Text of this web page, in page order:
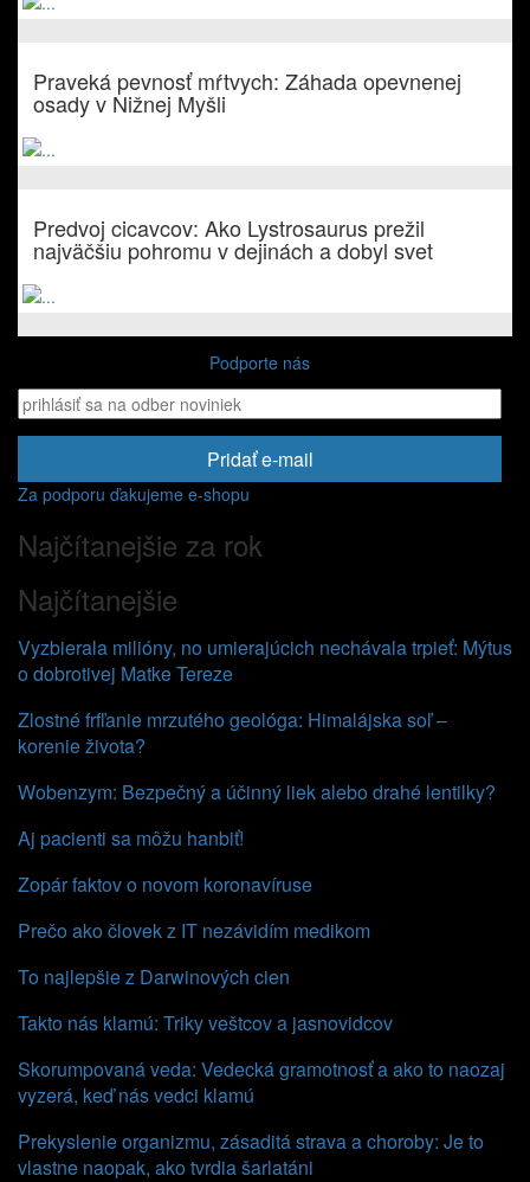
Praveká pevnosť mŕtvych: Záhada opevnenej
osady v Nižnej Myšli
Predvoj cicavcov: Ako Lystrosaurus prežil
najväčšiu pohromu v dejinách a dobyl svet
Podporte nás
Pridať e-mail
Za podporu ďakujeme e-shopu
Najčítanejšie za rok
Najčítanejšie
Vyzbierala milióny, no umierajúcich nechávala trpieť: Mýtus
o dobrotivej Matke Tereze
Zlostné frfľanie mrzutého geológa: Himalájska soľ –
korenie života?
Wobenzym: Bezpečný a účinný liek alebo drahé lentilky?
Aj pacienti sa môžu hanbiť!
Zopár faktov o novom koronavíruse
Prečo ako človek z IT nezávidím medikom
To najlepšie z Darwinových cien
Takto nás klamú: Triky veštcov a jasnovidcov
Skorumpovaná veda: Vedecká gramotnosť a ako to naozaj
vyzerá, keď nás vedci klamú
Prekyslenie organizmu, zásaditá strava a choroby: Je to
vlastne naopak, ako tvrdia šarlatáni